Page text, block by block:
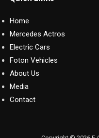
Home
Mercedes Actros
Electric Cars
Foton Vehicles
About Us
Media
Contact